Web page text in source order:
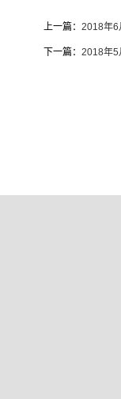
上一篇： 2018年6
下一篇： 2018年5